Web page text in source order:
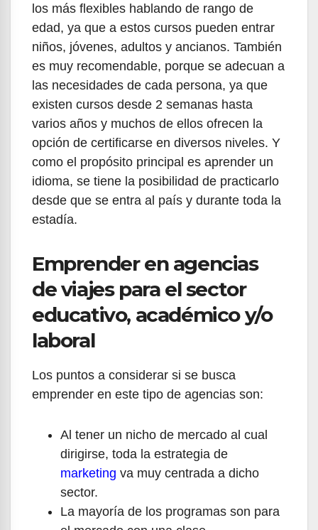
los más flexibles hablando de rango de
edad, ya que a estos cursos pueden entrar
niños, jóvenes, adultos y ancianos. También
es muy recomendable, porque se adecuan a
las necesidades de cada persona, ya que
existen cursos desde 2 semanas hasta
varios años y muchos de ellos ofrecen la
opción de certificarse en diversos niveles. Y
como el propósito principal es aprender un
idioma, se tiene la posibilidad de practicarlo
desde que se entra al país y durante toda la
estadía.
Emprender en agencias
de viajes para el sector
educativo, académico y/o
laboral
Los puntos a considerar si se busca
emprender en este tipo de agencias son:
Al tener un nicho de mercado al cual
dirigirse, toda la estrategia de
marketing va muy centrada a dicho
sector.
La mayoría de los programas son para